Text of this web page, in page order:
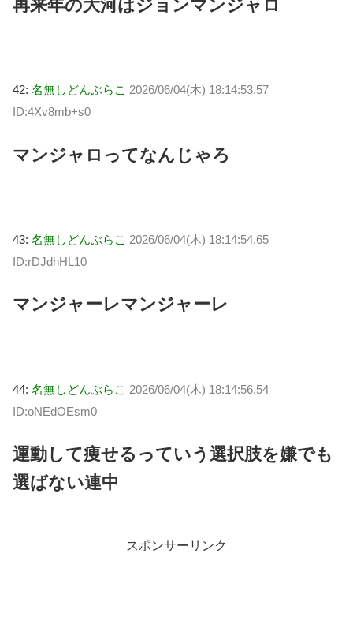
再来年の大河はジョンマンジャロ
42: 名無しどんぶらこ 2026/06/04(木) 18:14:53.57
ID:4Xv8mb+s0
マンジャロってなんじゃろ
43: 名無しどんぶらこ 2026/06/04(木) 18:14:54.65
ID:rDJdhHL10
マンジャーレマンジャーレ
44: 名無しどんぶらこ 2026/06/04(木) 18:14:56.54
ID:oNEdOEsm0
運動して痩せるっていう選択肢を嫌でも
選ばない連中
スポンサーリンク